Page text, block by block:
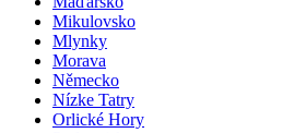
Mikulovsko
Mlynky
Morava
Německo
Nízke Tatry
Orlické Hory